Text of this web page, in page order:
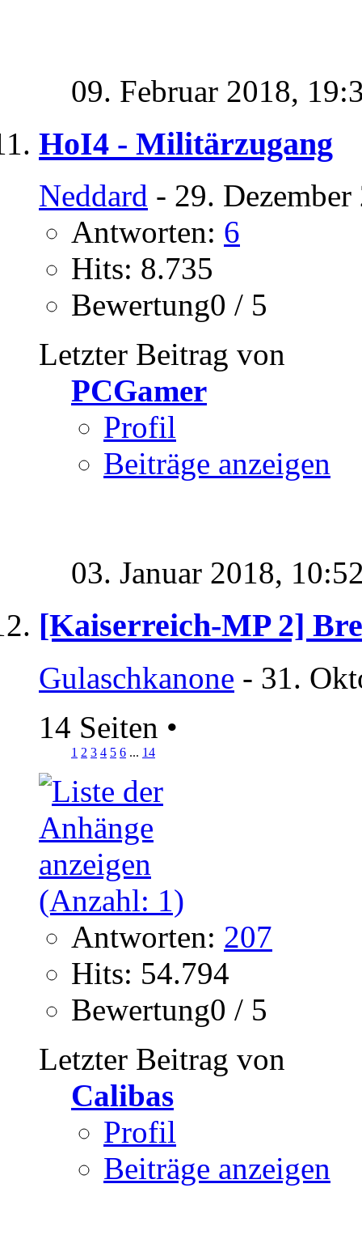
09. Februar 2018,
HoI4 - Militärzugang
Neddard - 29.
Antworten: 6
Hits: 8.735
Bewertung0 / 5
Letzter Beitrag von
PCGamer
Profil
Beiträge anzeigen
03. Januar 2018,
[Kaiserreich-MP 2]
Gulaschkanone - 31.
14 Seiten •
1 2 3 4 5 6 ... 14
Antworten: 207
Hits: 54.794
Bewertung0 / 5
Letzter Beitrag von
Calibas
Profil
Beiträge anzeigen